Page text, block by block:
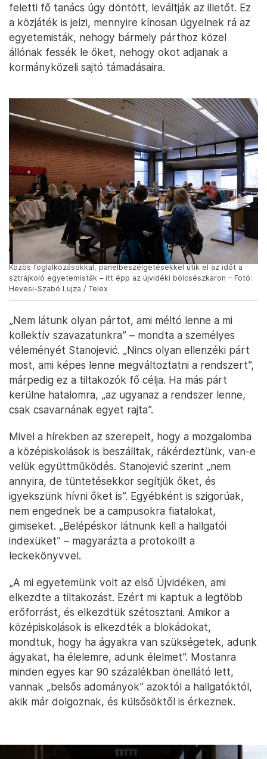
feletti fő tanács úgy döntött, leváltják az illetőt. Ez
a közjáték is jelzi, mennyire kínosan ügyelnek rá az
egyetemisták, nehogy bármely párthoz közel
állónak fessék le őket, nehogy okot adjanak a
kormányközeli sajtó támadásaira.
Közös foglalkozásokkal, panelbeszélgetésekkel ütik el az időt a
sztrájkoló egyetemisták – itt épp az újvidéki bölcsészkaron – Fotó:
Hevesi-Szabó Lujza / Telex
„Nem látunk olyan pártot, ami méltó lenne a mi
kollektív szavazatunkra” – mondta a személyes
véleményét Stanojević. „Nincs olyan ellenzéki párt
most, ami képes lenne megváltoztatni a rendszert”,
márpedig ez a tiltakozók fő célja. Ha más párt
kerülne hatalomra, „az ugyanaz a rendszer lenne,
csak csavarnának egyet rajta”.
Mivel a hírekben az szerepelt, hogy a mozgalomba
a középiskolások is beszálltak, rákérdeztünk, van-e
velük együttműködés. Stanojević szerint „nem
annyira, de tüntetésekkor segítjük őket, és
igyekszünk hívni őket is”. Egyébként is szigorúak,
nem engednek be a campusokra fiatalokat,
gimiseket. „Belépéskor látnunk kell a hallgatói
indexüket” – magyarázta a protokollt a
leckekönyvvel.
„A mi egyetemünk volt az első Újvidéken, ami
elkezdte a tiltakozást. Ezért mi kaptuk a legtöbb
erőforrást, és elkezdtük szétosztani. Amikor a
középiskolások is elkezdték a blokádokat,
mondtuk, hogy ha ágyakra van szükségetek, adunk
ágyakat, ha élelemre, adunk élelmet”. Mostanra
minden egyes kar 90 százalékban önellátó lett,
vannak „belsős adományok” azoktól a hallgatóktól,
akik már dolgoznak, és külsősöktől is érkeznek.